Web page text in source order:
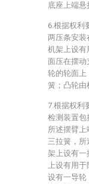
底座上端悬
6.根据权利
两压条安装
机架上设有
面压在摆动
轮的轮面上
簧；凸轮由
7.根据权利
检测装置包
所述摆臂
三拉簧，
架上设有一
上设有用
设有一导轮